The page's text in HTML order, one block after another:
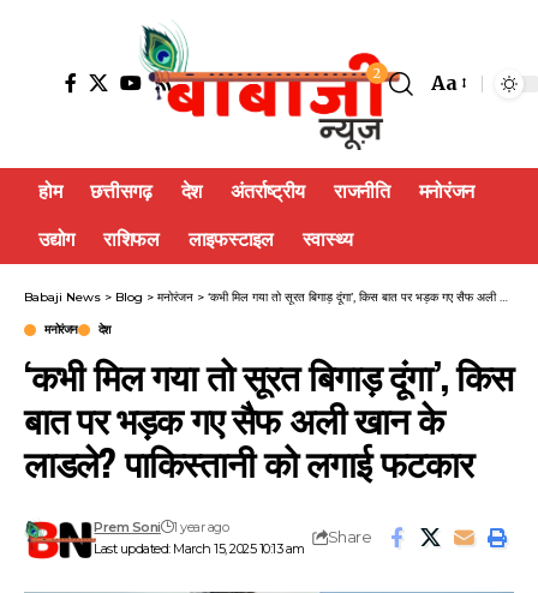
2 Aa
होम छत्तीसगढ़ देश अंतर्राष्ट्रीय राजनीति मनोरंजन
उद्योग राशिफल लाइफस्टाइल स्वास्थ्य
Babaji News > Blog > मनोरंजन > ‘कभी मिल गया तो सूरत बिगाड़ दूंगा’, किस बात पर भड़क गए सैफ अली खान के लाडले? पाकिस्तानी को लगाई फटकार
मनोरंजन देश
‘कभी मिल गया तो सूरत बिगाड़ दूंगा’, किस
बात पर भड़क गए सैफ अली खान के
लाडले? पाकिस्तानी को लगाई फटकार
Last updated: March 15, 2025 10:13 am
Prem Soni 1 year ago
Share